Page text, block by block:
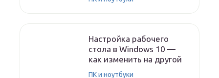
Настройка рабочего
стола в Windows 10 —
как изменить на другой
ПК и ноутбуки